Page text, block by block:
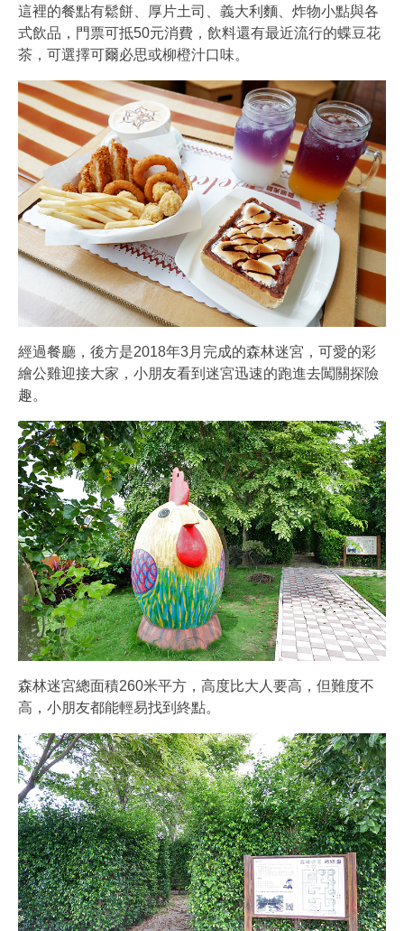
這裡的餐點有鬆餅、厚片土司、義大利麵、炸物小點與各
式飲品，門票可抵50元消費，飲料還有最近流行的蝶豆花
茶，可選擇可爾必思或柳橙汁口味。
經過餐廳，後方是2018年3月完成的森林迷宮，可愛的彩
繪公雞迎接大家，小朋友看到迷宮迅速的跑進去闖關探險
趣。
森林迷宮總面積260米平方，高度比大人要高，但難度不
高，小朋友都能輕易找到終點。